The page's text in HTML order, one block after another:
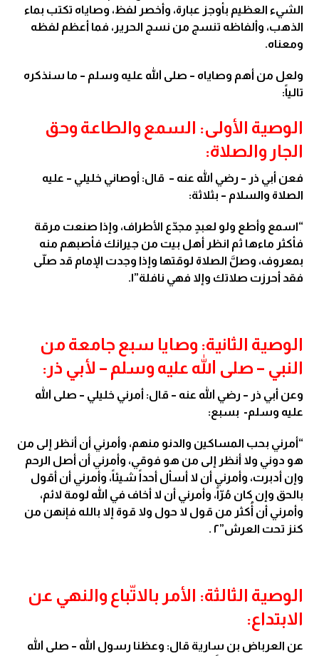
الشيء العظيم بأوجز عبارة، وأخصر لفظ، وصاياه تكتب بماء
الذهب، وألفاظه تنسج من نسج الحرير، فما أعظم لفظه
ومعناه.
ولعل من أهم وصاياه – صلى الله عليه وسلم – ما سنذكره
تالياً:
الوصية الأولى: السمع والطاعة وحق
الجار والصلاة:
فعن أبي ذر – رضي الله عنه – قال: أوصاني خليلي – عليه
الصلاة والسلام – بثلاثة:
“اسمع وأطع ولو لعبدٍ مجدّع الأطراف، وإذا صنعت مرقة
فأكثر ماءها ثم انظر أهل بيت من جيرانك فأصبهم منه
بمعروف، وصلَّ الصلاة لوقتها وإذا وجدت الإمام قد صلّى
فقد أحرزت صلاتك وإلا فهي نافلة”١.
الوصية الثانية: وصايا سبع جامعة من
النبي – صلى الله عليه وسلم – لأبي ذر:
وعن أبي ذر – رضي الله عنه – قال: أمرني خليلي – صلى الله
عليه وسلم- بسبع:
“أمرني بحب المساكين والدنو منهم، وأمرني أن أنظر إلى من
هو دوني ولا أنظر إلى من هو فوقي، وأمرني أن أصل الرحم
وإن أدبرت، وأمرني أن لا أسأل أحداً شيئاً، وأمرني أن أقول
بالحق وإن كان مُرّاً، وأمرني أن لا أخاف في الله لومة لائم،
وأمرني أن أُكثر من قول لا حول ولا قوة إلا بالله فإنهن من
كنز تحت العرش”٢ .
الوصية الثالثة: الأمر بالاتّباع والنهي عن
الابتداع:
عن العرباض بن سارية قال: وعظنا رسول الله – صلى الله